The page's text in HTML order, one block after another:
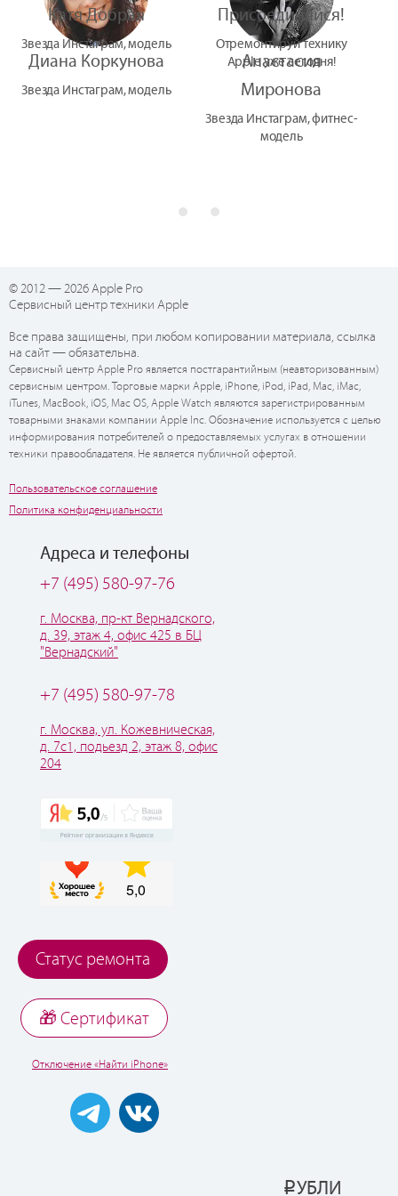
Диана Коркунова
Звезда Инстаграм, модель
Анастасия
Миронова
Звезда Инстаграм, фитнес-
модель
Катя Добрая
Звезда Инстаграм, модель
Присоединяйся!
Отремонтируй технику
Apple уже сегодня!
© 2012 — 2026 Apple Pro
Сервисный центр техники Apple
Все права защищены, при любом копировании материала, ссылка
на сайт — обязательна.
Сервисный центр Apple Pro является постгарантийным (неавторизованным)
сервисным центром. Торговые марки Apple, iPhone, iPod, iPad, Mac, iMac,
iTunes, MacBook, iOS, Mac OS, Apple Watch являются зарегистрированным
товарными знаками компании Apple Inc. Обозначение используется с целью
информирования потребителей о предоставляемых услугах в отношении
техники правообладателя. Не является публичной офертой.
Пользовательское соглашение
Политика конфиденциальности
Адреса и телефоны
+7 (495) 580-97-76
г. Москва, пр-кт Вернадского,
д. 39, этаж 4, офис 425 в БЦ
"Вернадский"
+7 (495) 580-97-78
г. Москва, ул. Кожевническая,
д. 7с1, подьезд 2, этаж 8, офис
204
Статус ремонта
🎁 Cертификат
Отключение «Найти iPhone»
РУБЛИ